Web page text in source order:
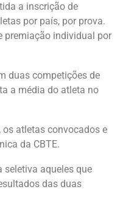
a inscrição de
por país, por prova.
premiação individual por
duas competições de
a média do atleta no
atletas convocados e
da CBTE.
seletiva aqueles que
das duas